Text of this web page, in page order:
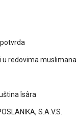
u redovima muslimana
îsâra
S.A.V.S.